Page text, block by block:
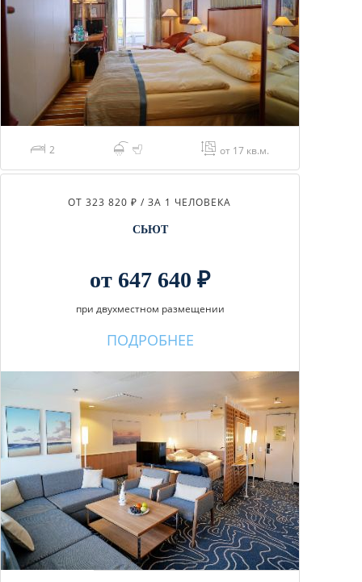
2 от 17 кв.м.
ОТ 323 820 ₽ / ЗА 1 ЧЕЛОВЕКА
СЬЮТ
от 647 640 ₽
при двухместном размещении
ПОДРОБНЕЕ